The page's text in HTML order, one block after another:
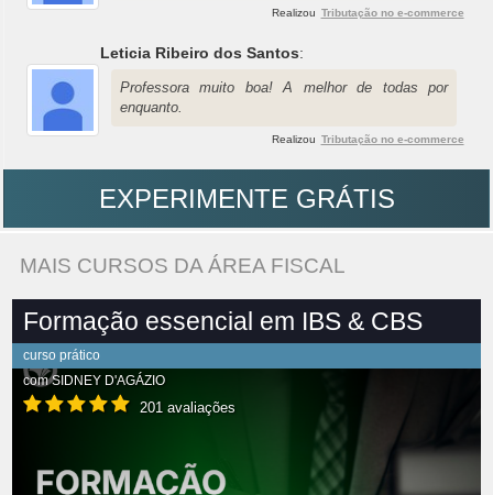
Realizou Tributação no e-commerce
Leticia Ribeiro dos Santos:
Professora muito boa! A melhor de todas por
enquanto.
Realizou Tributação no e-commerce
EXPERIMENTE GRÁTIS
MAIS CURSOS DA ÁREA FISCAL
Formação essencial em IBS & CBS
curso prático
comSIDNEY D'AGÁZIO
201 avaliações